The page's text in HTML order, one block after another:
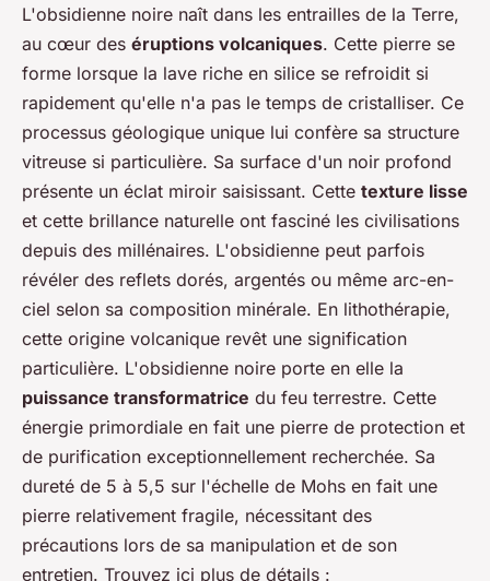
L'obsidienne noire naît dans les entrailles de la Terre,
au cœur des éruptions volcaniques. Cette pierre se
forme lorsque la lave riche en silice se refroidit si
rapidement qu'elle n'a pas le temps de cristalliser. Ce
processus géologique unique lui confère sa structure
vitreuse si particulière. Sa surface d'un noir profond
présente un éclat miroir saisissant. Cette texture lisse
et cette brillance naturelle ont fasciné les civilisations
depuis des millénaires. L'obsidienne peut parfois
révéler des reflets dorés, argentés ou même arc-en-
ciel selon sa composition minérale. En lithothérapie,
cette origine volcanique revêt une signification
particulière. L'obsidienne noire porte en elle la
puissance transformatrice du feu terrestre. Cette
énergie primordiale en fait une pierre de protection et
de purification exceptionnellement recherchée. Sa
dureté de 5 à 5,5 sur l'échelle de Mohs en fait une
pierre relativement fragile, nécessitant des
précautions lors de sa manipulation et de son
entretien. Trouvez ici plus de détails :